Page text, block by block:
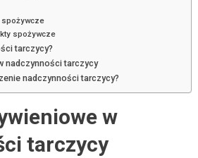
spożywcze
spożywcze
tarczycy?
nadczynności tarczycy
nadczynności tarczycy?
w
tarczycy